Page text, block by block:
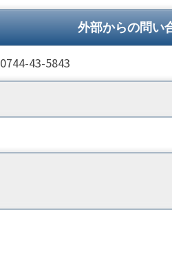
外部からの問い
0744-43-5843